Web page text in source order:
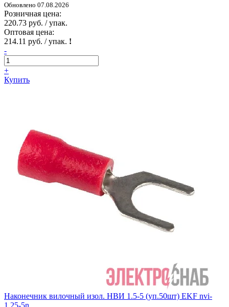
Обновлено 07.08.2026
Розничная цена:
220.73 руб. / упак.
Оптовая цена:
214.11 руб. / упак. !
-
+
Купить
Наконечник вилочный изол. НВИ 1.5-5 (уп.50шт) EKF nvi-
1.25-5n